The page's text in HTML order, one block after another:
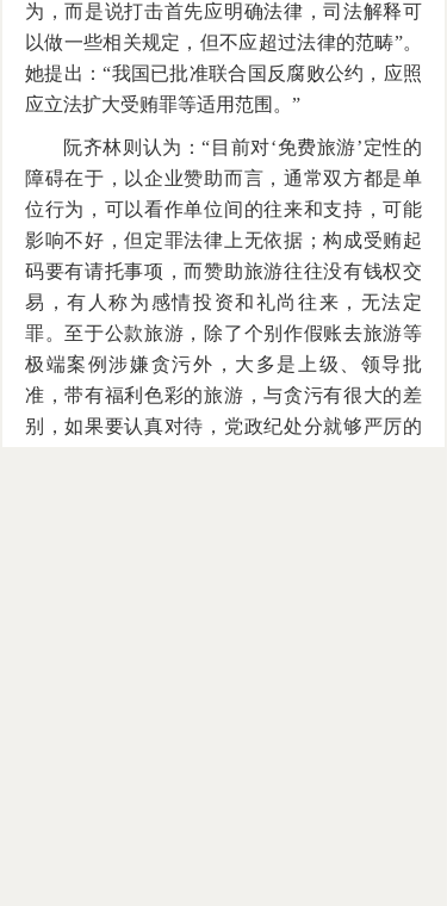
为，而是说打击首先应明确法律，司法解释可
以做一些相关规定，但不应超过法律的范畴”。
她提出：“我国已批准联合国反腐败公约，应照
应立法扩大受贿罪等适用范围。”
阮齐林则认为：“目前对‘免费旅游’定性的
障碍在于，以企业赞助而言，通常双方都是单
位行为，可以看作单位间的往来和支持，可能
影响不好，但定罪法律上无依据；构成受贿起
码要有请托事项，而赞助旅游往往没有钱权交
易，有人称为感情投资和礼尚往来，无法定
罪。至于公款旅游，除了个别作假账去旅游等
极端案例涉嫌贪污外，大多是上级、领导批
准，带有福利色彩的旅游，与贪污有很大的差
别，如果要认真对待，党政纪处分就够严厉的